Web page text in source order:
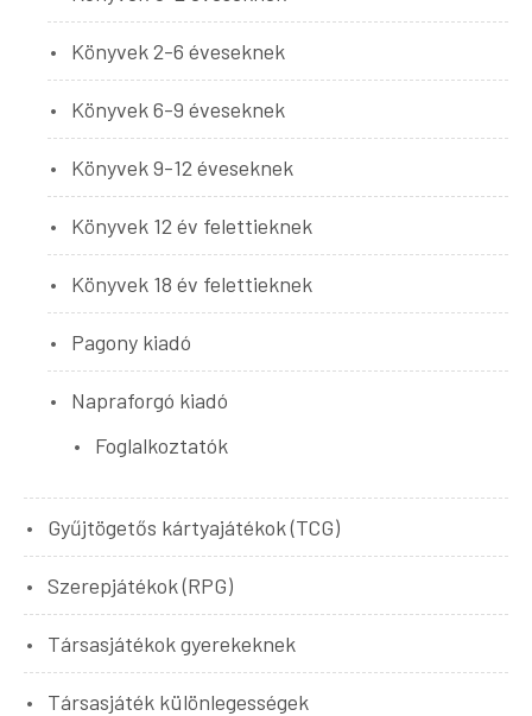
Könyvek 2-6 éveseknek
Könyvek 6-9 éveseknek
Könyvek 9-12 éveseknek
Könyvek 12 év felettieknek
Könyvek 18 év felettieknek
Pagony kiadó
Napraforgó kiadó
Foglalkoztatók
Gyűjtögetős kártyajátékok (TCG)
Szerepjátékok (RPG)
Társasjátékok gyerekeknek
Társasjáték különlegességek